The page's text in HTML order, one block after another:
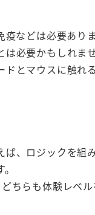
などは必要あり
は必要かもしれ
ドとマウスに触
ば、ロジックを
ちらも体験レベ